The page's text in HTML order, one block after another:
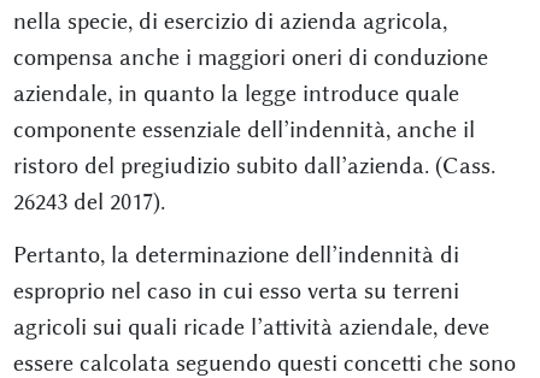
nella specie, di esercizio di azienda agricola,
compensa anche i maggiori oneri di conduzione
aziendale, in quanto la legge introduce quale
componente essenziale dell’indennità, anche il
ristoro del pregiudizio subito dall’azienda. (Cass.
26243 del 2017).
Pertanto, la determinazione dell’indennità di
esproprio nel caso in cui esso verta su terreni
agricoli sui quali ricade l’attività aziendale, deve
essere calcolata seguendo questi concetti che sono